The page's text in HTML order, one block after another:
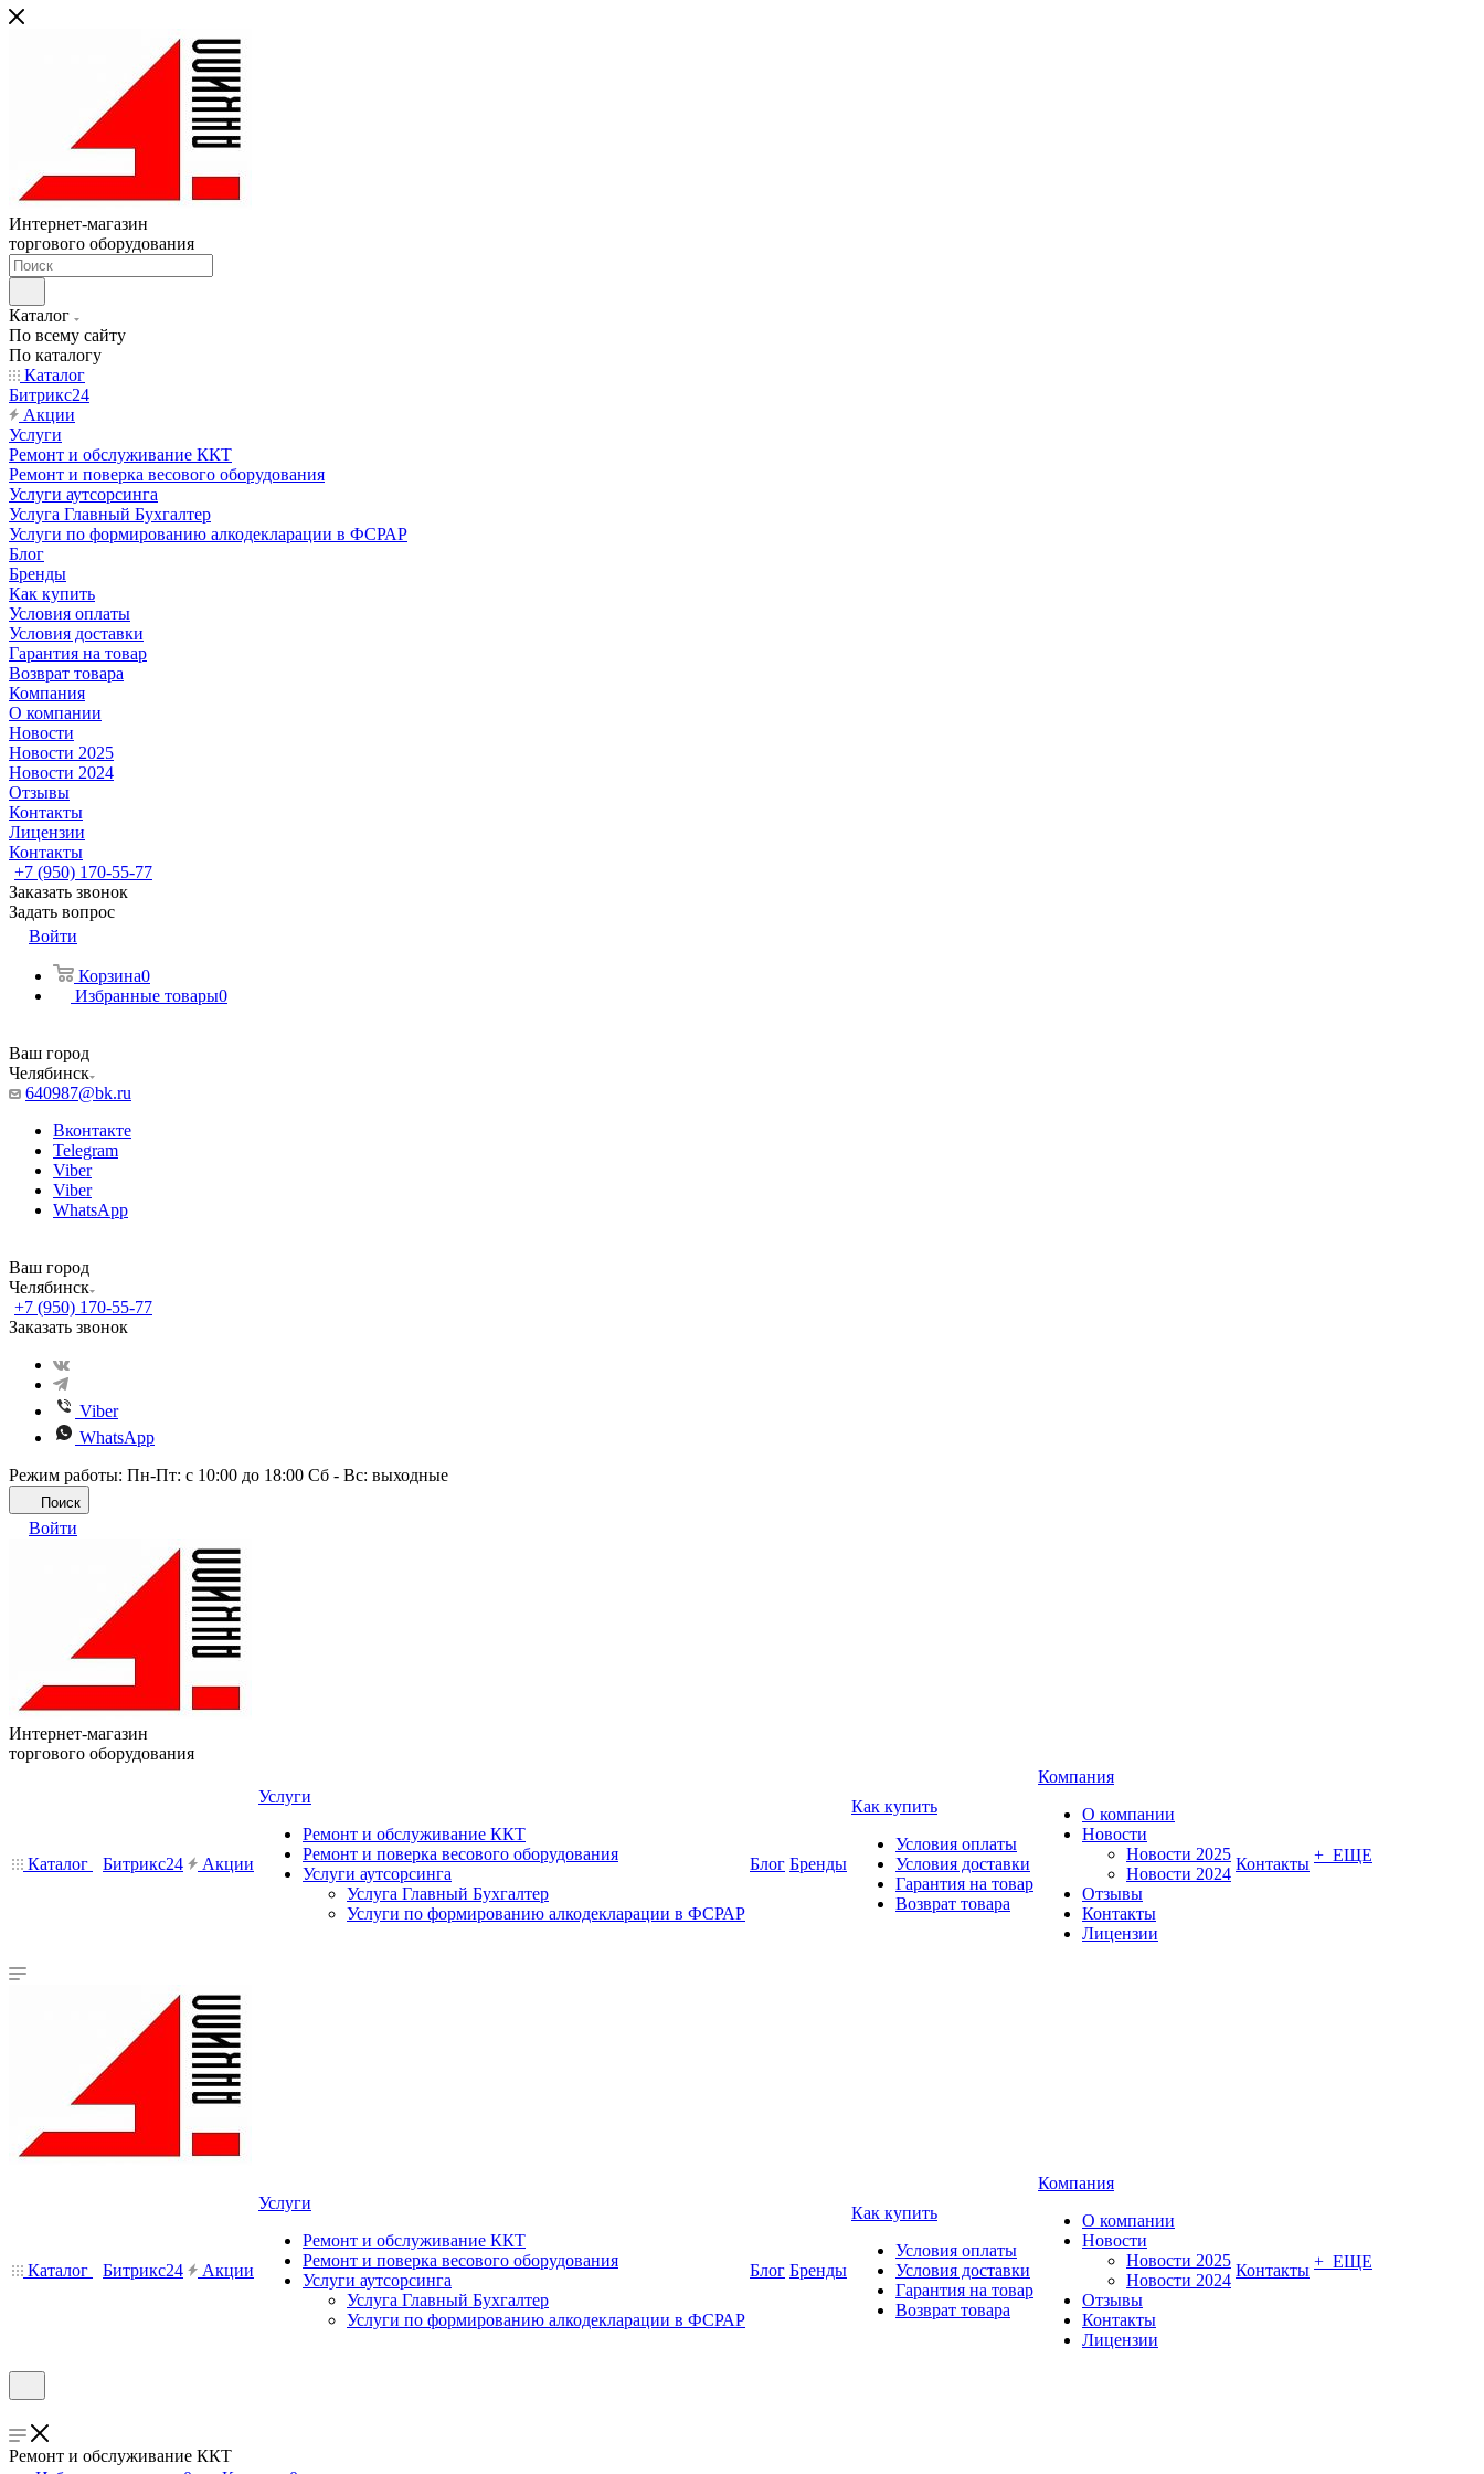
Интернет-магазин
торгового оборудования
Каталог
По всему сайту
По каталогу
Каталог
Битрикс24
Акции
Услуги
Ремонт и обслуживание ККТ
Ремонт и поверка весового оборудования
Услуги аутсорсинга
Услуга Главный Бухгалтер
Услуги по формированию алкодекларации в ФСРАР
Блог
Бренды
Как купить
Условия оплаты
Условия доставки
Гарантия на товар
Возврат товара
Компания
О компании
Новости
Новости 2025
Новости 2024
Отзывы
Контакты
Лицензии
Контакты
+7 (950) 170-55-77
Заказать звонок
Задать вопрос
Войти
Корзина0
Избранные товары0
Ваш город
Челябинск
640987@bk.ru
Вконтакте
Telegram
Viber
Viber
WhatsApp
Ваш город
Челябинск
+7 (950) 170-55-77
Заказать звонок
Viber
WhatsApp
Режим работы: Пн-Пт: с 10:00 до 18:00 Сб - Вс: выходные
Поиск
Войти
Интернет-магазин
торгового оборудования
Каталог Битрикс24 Акции
Услуги
Ремонт и обслуживание ККТ
Ремонт и поверка весового оборудования
Услуги аутсорсинга
Услуга Главный Бухгалтер
Услуги по формированию алкодекларации в ФСРАР
Блог Бренды
Как купить
Условия оплаты
Условия доставки
Гарантия на товар
Возврат товара
Компания
О компании
Новости
Новости 2025
Новости 2024
Отзывы
Контакты
Лицензии
Контакты + ЕЩЕ
Каталог Битрикс24 Акции
Услуги
Ремонт и обслуживание ККТ
Ремонт и поверка весового оборудования
Услуги аутсорсинга
Услуга Главный Бухгалтер
Услуги по формированию алкодекларации в ФСРАР
Блог Бренды
Как купить
Условия оплаты
Условия доставки
Гарантия на товар
Возврат товара
Компания
О компании
Новости
Новости 2025
Новости 2024
Отзывы
Контакты
Лицензии
Контакты + ЕЩЕ
Ремонт и обслуживание ККТ